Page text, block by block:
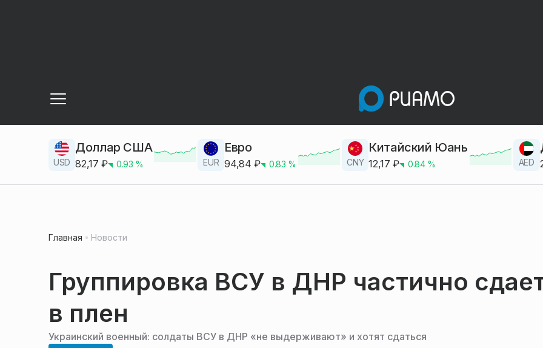
USD
Доллар США
82,17 ₽ 0.93 % EUR
Евро
94,84 ₽ 0.83 % CNY
Китайский Юань
12,17 ₽ 0.84% AED
Главная Новости
Группировка ВСУ в ДНР частично
в плен
Украинский военный: солдаты ВСУ в ДНР «не выдерживают» и хотят сдаться